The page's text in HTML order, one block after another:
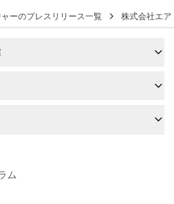
ーのプレスリリース一覧 株式会社エア
ム